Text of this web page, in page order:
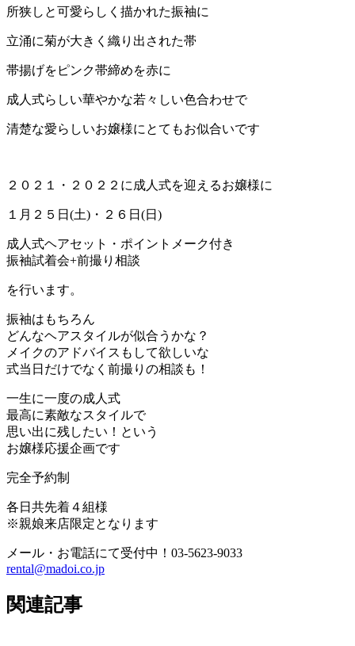
所狭しと可愛らしく描かれた振袖に
立涌に菊が大きく織り出された帯
帯揚げをピンク帯締めを赤に
成人式らしい華やかな若々しい色合わせで
清楚な愛らしいお嬢様にとてもお似合いです
２０２１・２０２２に成人式を迎えるお嬢様に
１月２５日(土)・２６日(日)
成人式ヘアセット・ポイントメーク付き
振袖試着会+前撮り相談
を行います。
振袖はもちろん
どんなヘアスタイルが似合うかな？
メイクのアドバイスもして欲しいな
式当日だけでなく前撮りの相談も！
一生に一度の成人式
最高に素敵なスタイルで
思い出に残したい！という
お嬢様応援企画です
完全予約制
各日共先着４組様
※親娘来店限定となります
メール・お電話にて受付中！03-5623-9033
rental@madoi.co.jp
関連記事